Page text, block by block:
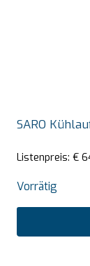
SARO
Listenpreis: €
Vorrätig